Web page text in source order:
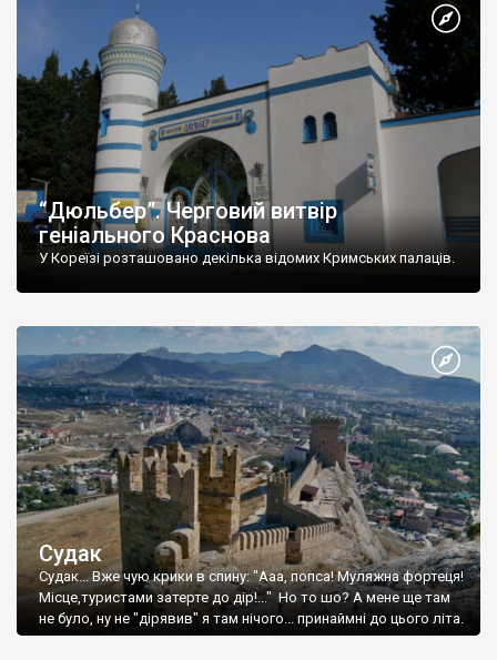
“Дюльбер”. Черговий витвір
геніального Краснова
У Кореїзі розташовано декілька відомих Кримських палаців.
Судак
Судак... Вже чую крики в спину: "Ааа, попса! Муляжна фортеця!
Місце,туристами затерте до дір!..." Но то шо? А мене ще там
не було, ну не "дірявив" я там нічого... принаймні до цього літа.